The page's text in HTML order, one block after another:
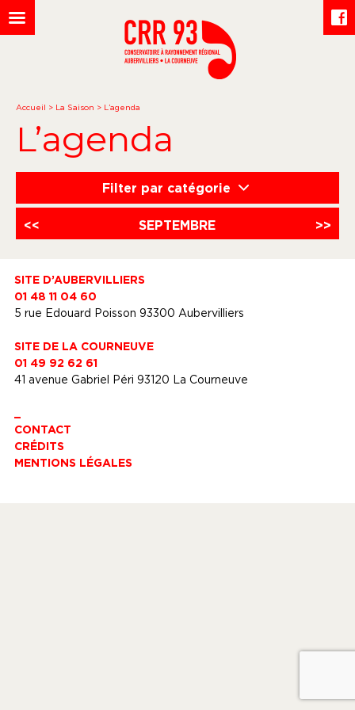
Accueil > La Saison > L’agenda
L’agenda
Filter par catégorie
<< SEPTEMBRE >>
SITE D’AUBERVILLIERS
01 48 11 04 60
5 rue Edouard Poisson 93300 Aubervilliers
SITE DE LA COURNEUVE
01 49 92 62 61
41 avenue Gabriel Péri 93120 La Courneuve
CONTACT
CRÉDITS
MENTIONS LÉGALES